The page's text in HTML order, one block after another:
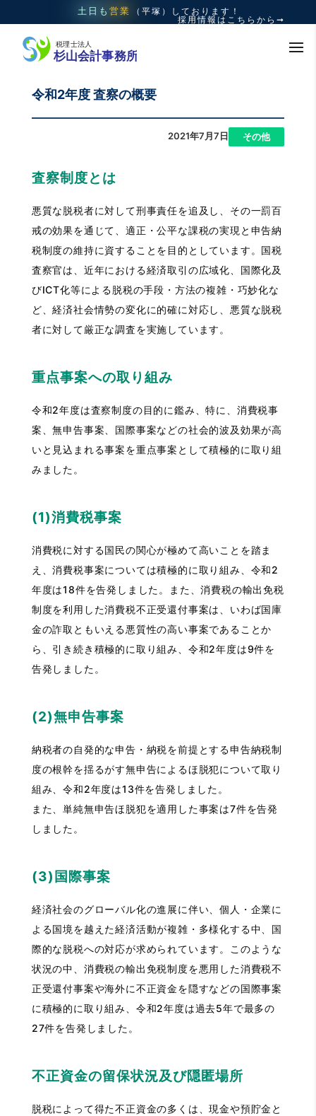
土日も 営業 （平塚）
しております！
採用情報はこちらから➞
令和2年度 査察の概要
2021年7月7日 その他
査察制度とは
悪質な脱税者に対して刑事責任を追及し、その一罰百
戒の効果を通じて、適正・公平な課税の実現と申告納
税制度の維持に資することを目的としています。国税
査察官は、近年における経済取引の広域化、国際化及
びICT化等による脱税の手段・方法の複雑・巧妙化な
ど、経済社会情勢の変化に的確に対応し、悪質な脱税
者に対して厳正な調査を実施しています。
重点事案への取り組み
令和2年度は査察制度の目的に鑑み、特に、消費税事
案、無申告事案、国際事案などの社会的波及効果が高
いと見込まれる事案を重点事案として積極的に取り組
みました。
(1)消費税事案
消費税に対する国民の関心が極めて高いことを踏ま
え、消費税事案については積極的に取り組み、令和2
年度は18件を告発しました。また、消費税の輸出免税
制度を利用した消費税不正受還付事案は、いわば国庫
金の詐取ともいえる悪質性の高い事案であることか
ら、引き続き積極的に取り組み、令和2年度は9件を
告発しました。
(2)無申告事案
納税者の自発的な申告・納税を前提とする申告納税制
度の根幹を揺るがす無申告によるほ脱犯について取り
組み、令和2年度は13件を告発しました。
また、単純無申告ほ脱犯を適用した事案は7件を告発
しました。
(3)国際事案
経済社会のグローバル化の進展に伴い、個人・企業に
よる国境を越えた経済活動が複雑・多様化する中、国
際的な脱税への対応が求められています。このような
状況の中、消費税の輸出免税制度を悪用した消費税不
正受還付事案や海外に不正資金を隠すなどの国際事案
に積極的に取り組み、令和2年度は過去5年で最多の
27件を告発しました。
不正資金の留保状況及び隠匿場所
脱税によって得た不正資金の多くは、現金や預貯金と